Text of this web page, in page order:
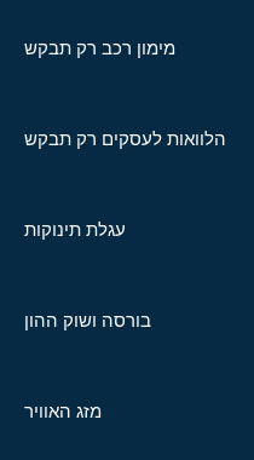
מימון רכב רק תבקש
הלוואות לעסקים רק תבקש
עגלת תינוקות
בורסה ושוק ההון
מזג האוויר